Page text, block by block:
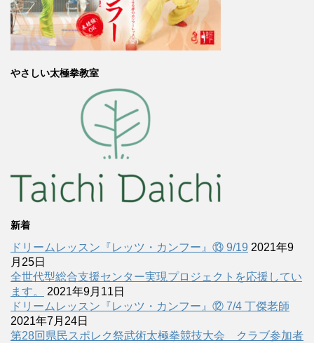
やさしい太極拳教室
新着
ドリームレッスン『レッツ・カンフー』⑬ 9/19 2021年9
月25日
全世代型総合支援センター実現プロジェクトを応援してい
ます。
2021年9月11日
ドリームレッスン『レッツ・カンフー』⑫ 7/4 丁傑老師
2021年7月24日
第28回県民スポレク祭武術太極拳競技大会 クラブ参加者